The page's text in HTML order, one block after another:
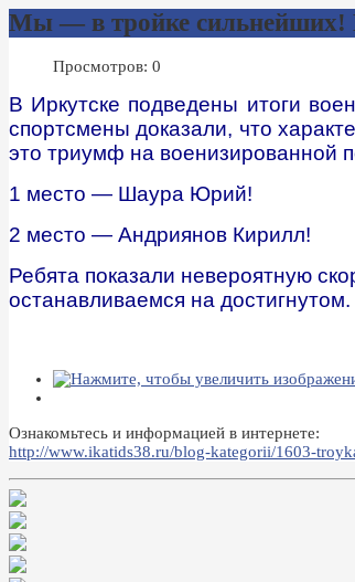
Мы — в тройке сильнейших!
Просмотров: 0
В Иркутске подведены итоги
спортсмены доказали, что
это триумф на военизированной
1 место — Шаура Юрий!
2 место — Андриянов Кирилл!
Ребята показали невероятную
останавливаемся на
Ознакомьтесь и информацией в интернете:
http://www.ikatids38.ru/blog-kategorii/1603-